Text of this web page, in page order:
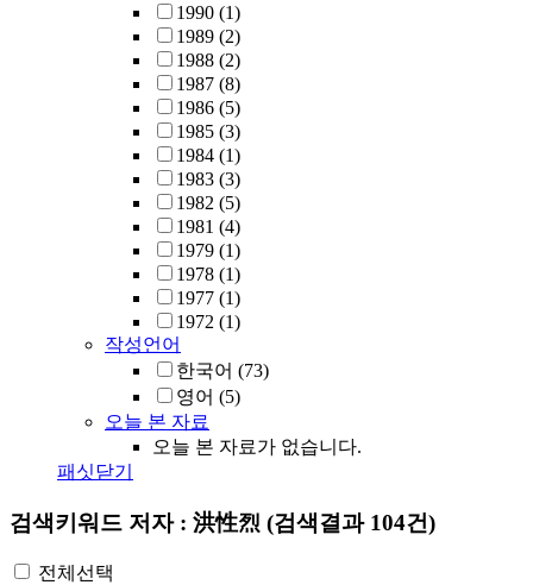
1990 (1)
1989 (2)
1988 (2)
1987 (8)
1986 (5)
1985 (3)
1984 (1)
1983 (3)
1982 (5)
1981 (4)
1979 (1)
1978 (1)
1977 (1)
1972 (1)
작성언어
한국어 (73)
영어 (5)
오늘 본 자료
오늘 본 자료가 없습니다.
패싯닫기
검색키워드 저자 : 洪性烈 (검색결과 104건)
전체선택